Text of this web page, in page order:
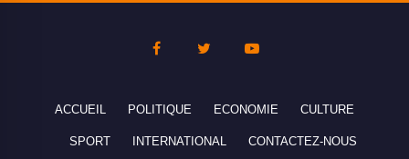
ACCUEIL POLITIQUE ECONOMIE CULTURE
SPORT INTERNATIONAL CONTACTEZ-NOUS